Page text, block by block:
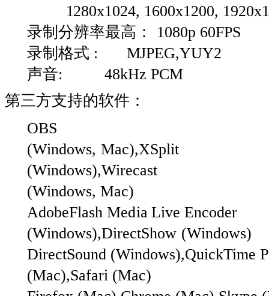
1280x1024, 1600x1200,
录制分辨率最高：
1080p 60FPS
录制格式 :
MJPEG,YUY2
声音: 48kHz PCM
第三方支持的软件：
OBS
(Windows, Mac),XSplit
(Windows),Wirecast
(Windows, Mac)
AdobeFlash Media Live Encoder
(Windows),DirectShow (Windows)
DirectSound (Windows),QuickTime
(Mac),Safari (Mac)